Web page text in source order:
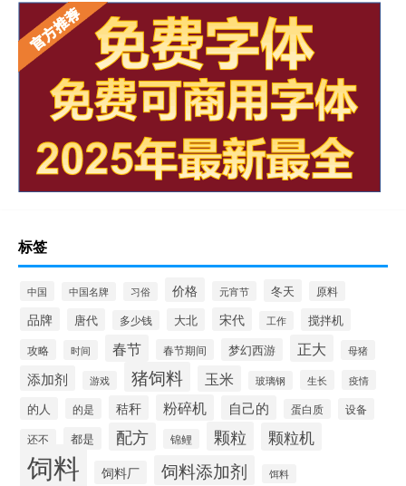
标签
中国 中国名牌 习俗 价格 元宵节 冬天 原料
品牌 唐代 多少钱 大北 宋代 工作 搅拌机
攻略 时间 春节 春节期间 梦幻西游 正大 母猪
添加剂 游戏 猪饲料 玉米 玻璃钢 生长 疫情
的人 的是 秸秆 粉碎机 自己的 蛋白质 设备
还不 都是 配方 锦鲤 颗粒 颗粒机
饲料 饲料厂 饲料添加剂 饵料